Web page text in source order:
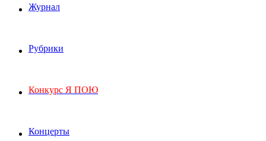
Журнал
Рубрики
Конкурс Я ПОЮ
Концерты